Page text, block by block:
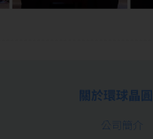
關於環球晶圓
公司簡介